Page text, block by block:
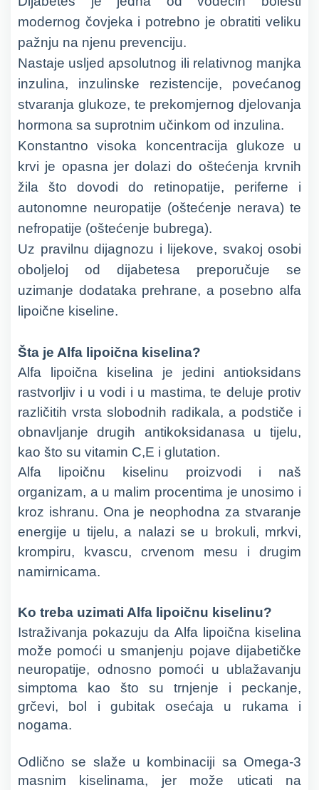
modernog čovjeka i potrebno je obratiti veliku
pažnju na njenu prevenciju.
Nastaje usljed apsolutnog ili relativnog manjka
inzulina, inzulinske rezistencije, povećanog
stvaranja glukoze, te prekomjernog djelovanja
hormona sa suprotnim učinkom od inzulina.
Konstantno visoka koncentracija glukoze u
krvi je opasna jer dolazi do oštećenja krvnih
žila što dovodi do retinopatije, periferne i
autonomne neuropatije (oštećenje nerava) te
nefropatije (oštećenje bubrega).
Uz pravilnu dijagnozu i lijekove, svakoj osobi
oboljeloj od dijabetesa preporučuje se
uzimanje dodataka prehrane, a posebno alfa
lipoične kiseline.
Šta je Alfa lipoična kiselina?
Alfa lipoična kiselina je jedini antioksidans
rastvorljiv i u vodi i u mastima, te deluje protiv
različitih vrsta slobodnih radikala, a podstiče i
obnavljanje drugih antikoksidanasa u tijelu,
kao što su vitamin C,E i glutation.
Alfa lipoičnu kiselinu proizvodi i naš
organizam, a u malim procentima je unosimo i
kroz ishranu. Ona je neophodna za stvaranje
energije u tijelu, a nalazi se u brokuli, mrkvi,
krompiru, kvascu, crvenom mesu i drugim
namirnicama.
Ko treba uzimati Alfa lipoičnu kiselinu?
Istraživanja pokazuju da Alfa lipoična kiselina
može pomoći u smanjenju pojave dijabetičke
neuropatije, odnosno pomoći u ublažavanju
simptoma kao što su trnjenje i peckanje,
grčevi, bol i gubitak osećaja u rukama i
nogama.
Odlično se slaže u kombinaciji sa Omega-3
masnim kiselinama, jer može uticati na